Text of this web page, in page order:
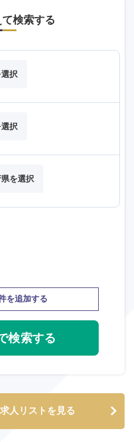
検索する
択
択
を選択
を追加する
人リストを見る
る
る
る
る